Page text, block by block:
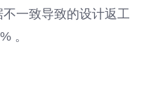
一致导致的设计返工
。